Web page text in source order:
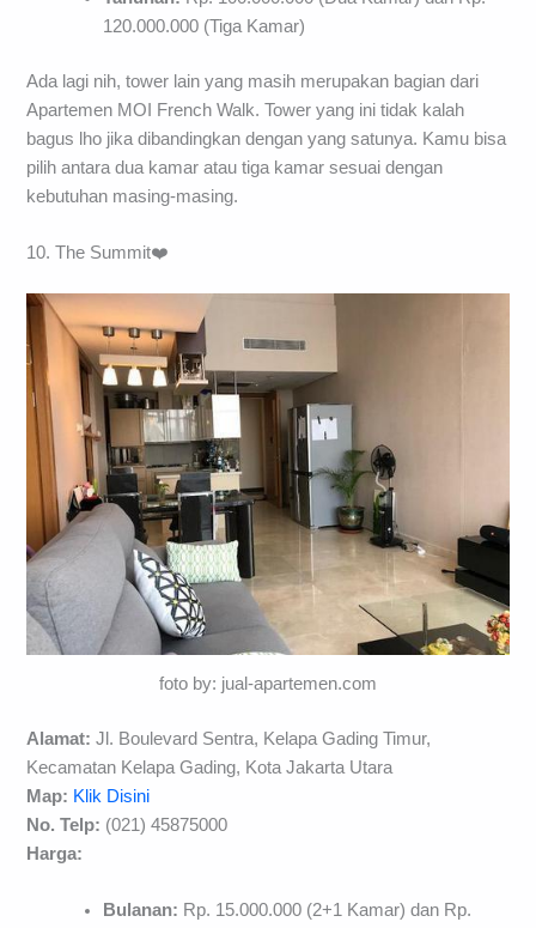
120.000.000 (Tiga Kamar)
Ada lagi nih, tower lain yang masih merupakan bagian dari
Apartemen MOI French Walk. Tower yang ini tidak kalah
bagus lho jika dibandingkan dengan yang satunya. Kamu bisa
pilih antara dua kamar atau tiga kamar sesuai dengan
kebutuhan masing-masing.
10. The Summit❤️
foto by: jual-apartemen.com
Alamat:Jl. Boulevard Sentra, Kelapa Gading Timur,
Kecamatan Kelapa Gading, Kota Jakarta Utara
Map: Klik Disini
No. Telp: (021) 45875000
Harga:
Bulanan: Rp. 15.000.000 (2+1 Kamar) dan Rp.